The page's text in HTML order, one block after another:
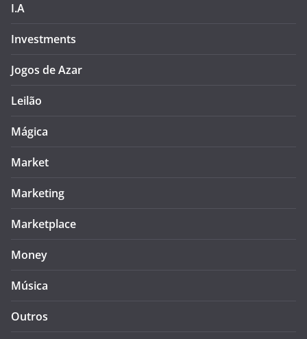
I.A
Investments
Jogos de Azar
Leilão
Mágica
Market
Marketing
Marketplace
Money
Música
Outros